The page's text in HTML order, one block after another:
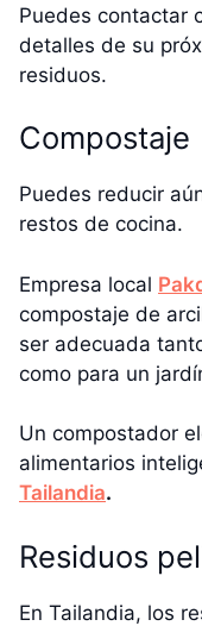
Puedes contactar
detalles de su
residuos.
Compostaje
Puedes reducir
restos de cocina.
Empresa local
compostaje de
ser adecuada
como para un
Un compostador
alimentarios
Tailandia.
Residuos
En Tailandia, los